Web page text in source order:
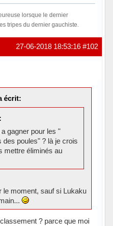
lorsque le dernier
tripes du dernier gauchiste.
#102
27-06-2018 18:53:16
écrit:
gagner pour les "
des poules" ? là je crois
mettre éliminés au
le moment, sauf si Lukaku
? parce que moi